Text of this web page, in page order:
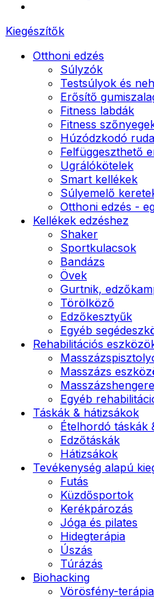
Kiegészítők
Otthoni edzés
Súlyzók
Testsúlyok és
Erősítő
Fitness labdák
Fitness
Húzódzkodó
Felfüggeszthető
Ugrálókötelek
Smart kellékek
Súlyemelő
Otthoni edzés -
Kellékek edzéshez
Shaker
Sportkulacsok
Bandázs
Övek
Gurtnik,
Törölköző
Edzőkesztyűk
Egyéb
Rehabilitációs
Masszázs
Egyéb
Táskák & hátizsákok
Ételhordó táskák
Edzőtáskák
Hátizsákok
Tevékenység alapú
Futás
Küzdősportok
Kerékpározás
Jóga és pilates
Hidegterápia
Úszás
Túrázás
Biohacking
Vörösfény-terápia